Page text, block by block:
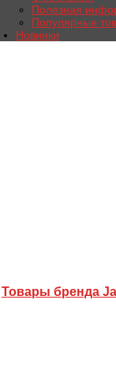
Полезная
Популярные
Новинки
Учебный DVD 1 шт.
Мягкий чехол 1 шт.
Товары бренда